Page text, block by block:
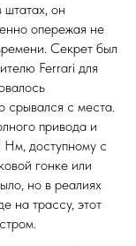
штатах, он
опережая не
Секрет был
Ferrari для
срывался с места.
привода и
Нм, доступному с
гонке или
но в реалиях
на трассу, этот